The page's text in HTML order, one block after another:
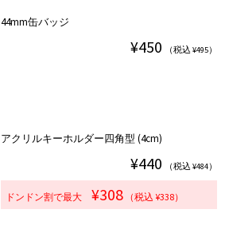
44mm缶バッジ
¥450 （税込 ¥495）
アクリルキーホルダー四角型 (4cm)
¥440 （税込 ¥484）
ドンドン割で最大 ¥308 （税込 ¥338）